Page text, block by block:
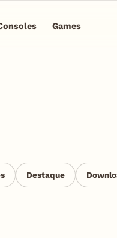
Games
Destaque